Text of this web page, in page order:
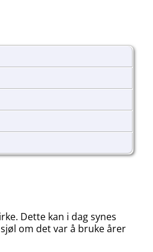
Dette kan i dag synes
om det var å bruke årer